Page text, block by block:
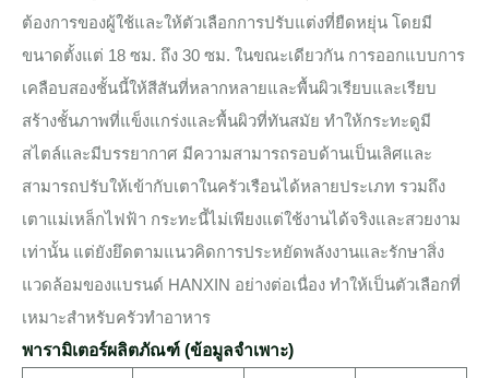
ต้องการของผู้ใช้และให้ตัวเลือกการปรับแต่งที่ยืดหยุ่น โดยมี
ขนาดตั้งแต่ 18 ซม. ถึง 30 ซม. ในขณะเดียวกัน การออกแบบการ
เคลือบสองชั้นนี้ให้สีสันที่หลากหลายและพื้นผิวเรียบและเรียบ
สร้างชั้นภาพที่แข็งแกร่งและพื้นผิวที่ทันสมัย ​​ทำให้กระทะดูมี
สไตล์และมีบรรยากาศ มีความสามารถรอบด้านเป็นเลิศและ
สามารถปรับให้เข้ากับเตาในครัวเรือนได้หลายประเภท รวมถึง
เตาแม่เหล็กไฟฟ้า กระทะนี้ไม่เพียงแต่ใช้งานได้จริงและสวยงาม
เท่านั้น แต่ยังยึดตามแนวคิดการประหยัดพลังงานและรักษาสิ่ง
แวดล้อมของแบรนด์ HANXIN อย่างต่อเนื่อง ทำให้เป็นตัวเลือกที่
เหมาะสำหรับครัวทำอาหาร
พารามิเตอร์ผลิตภัณฑ์ (ข้อมูลจำเพาะ)